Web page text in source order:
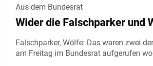
Aus dem Bundesrat
Wider die Falschparker und
Falschparker, Wölfe: Das waren zwei
am Freitag im Bundesrat aufgerufen